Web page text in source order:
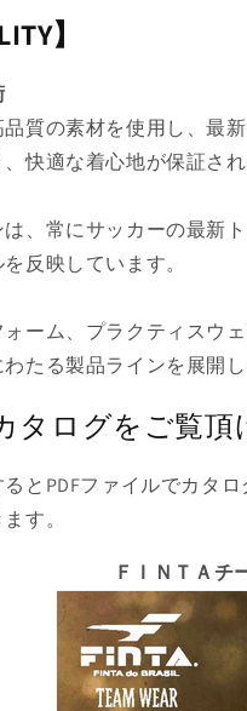
】
質の素材を使用し、最
快適な着心地が保証され
、常にサッカーの最新
反映しています。
ーム、プラクティスウ
たる製品ラインを展開
タログをご覧頂
とPDFファイルでカタロ
す。
ＦＩＮＴＡチ